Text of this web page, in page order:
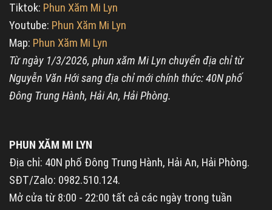
Tiktok: Phun Xăm Mi Lyn
Youtube: Phun Xăm Mi Lyn
Map: Phun Xăm Mi Lyn
Từ ngày 1/3/2026, phun xăm Mi Lyn chuyển địa chỉ từ
Nguyễn Văn Hới sang địa chỉ mới chính thức: 40N phố
Đông Trung Hành, Hải An, Hải Phòng.
PHUN XĂM MI LYN
Địa chỉ: 40N phố Đông Trung Hành, Hải An, Hải Phòng.
SĐT/Zalo: 0982.510.124.
Mở cửa từ 8:00 - 22:00 tất cả các ngày trong tuần